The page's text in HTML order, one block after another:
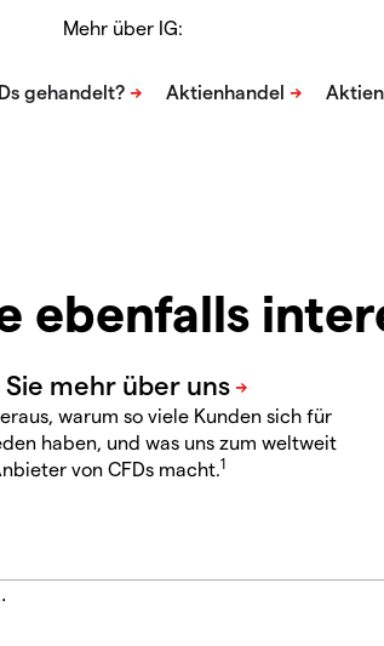
Mehr über IG:
ebenfalls
warum so viele Kunden sich für
haben, und was uns zum weltweit
von CFDs macht.1